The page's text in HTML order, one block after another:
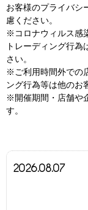
2026.08.07
お客様のプライバシ
慮ください。
※コロナウィルス感
トレーディング行
さい。
※ご利用時間外での
ング行為等は他のお
※開催期間・店舗や
す。